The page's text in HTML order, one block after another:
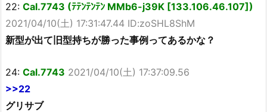
22: Cal.7743 (ﾃﾃﾝﾃﾝﾃﾝ MMb6-j39K [133.106.46.107])
2021/04/10(土) 17:31:47.44 ID:zoSHL8ShM
新型が出て旧型持ちが勝った事例ってあるかな？
24: Cal.7743 2021/04/10(土) 17:37:09.56
>>22
グリサブ